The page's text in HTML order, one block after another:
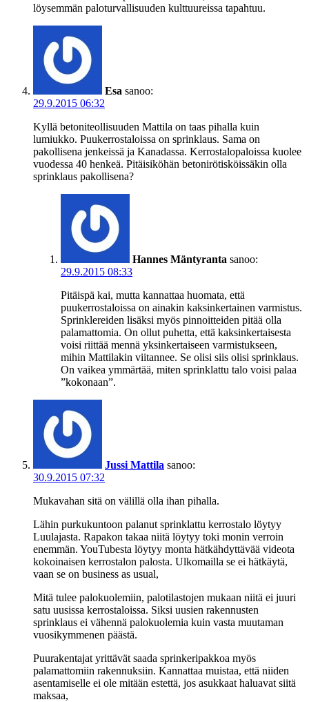
löysemmän paloturvallisuuden kulttuureissa tapahtuu.
Esa sanoo:
29.9.2015 06:32
Kyllä betoniteollisuuden Mattila on taas pihalla kuin
lumiukko. Puukerrostaloissa on sprinklaus. Sama on
pakollisena jenkeissä ja Kanadassa. Kerrostalopaloissa kuolee
vuodessa 40 henkeä. Pitäisiköhän betonirötisköissäkin olla
sprinklaus pakollisena?
Hannes Mäntyranta sanoo:
29.9.2015 08:33
Pitäispä kai, mutta kannattaa huomata, että
puukerrostaloissa on ainakin kaksinkertainen varmistus.
Sprinklereiden lisäksi myös pinnoitteiden pitää olla
palamattomia. On ollut puhetta, että kaksinkertaisesta
voisi riittää mennä yksinkertaiseen varmistukseen,
mihin Mattilakin viitannee. Se olisi siis olisi sprinklaus.
On vaikea ymmärtää, miten sprinklattu talo voisi palaa
”kokonaan”.
Jussi Mattila sanoo:
30.9.2015 07:32
Mukavahan sitä on välillä olla ihan pihalla.
Lähin purkukuntoon palanut sprinklattu kerrostalo löytyy
Luulajasta. Rapakon takaa niitä löytyy toki monin verroin
enemmän. YouTubesta löytyy monta hätkähdyttävää videota
kokoinaisen kerrostalon palosta. Ulkomailla se ei hätkäytä,
vaan se on business as usual,
Mitä tulee palokuolemiin, palotilastojen mukaan niitä ei juuri
satu uusissa kerrostaloissa. Siksi uusien rakennusten
sprinklaus ei vähennä palokuolemia kuin vasta muutaman
vuosikymmenen päästä.
Puurakentajat yrittävät saada sprinkeripakkoa myös
palamattomiin rakennuksiin. Kannattaa muistaa, että niiden
asentamiselle ei ole mitään estettä, jos asukkaat haluavat siitä
maksaa,